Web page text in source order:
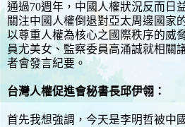
通過70週年，中國人權狀況反而日
關注中國人權倒退對亞太周邊國家
以尊重人權為核心之國際秩序的威
員尤美女、監察委員高涌誠就相關
者會發言紀要。
台灣人權促進會秘書長邱伊翎：
首先我想強調，今天是李明哲被中